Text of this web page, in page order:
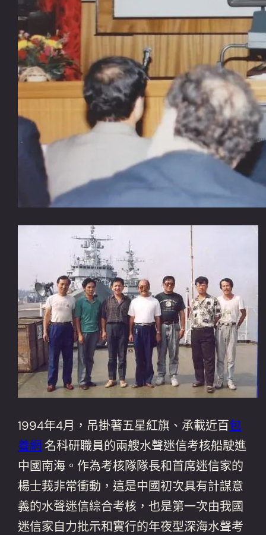
1994年4月，吊掛著五星紅旗、承載近百包
養網 名科研職員的兩艘水聲迷信考核船駛進
中國南海。作為考核隊隊長和首席迷信家的
楊士莪非常衝動，這是中國初次具有計謀意
義的水聲迷信綜合考核，也是第一次由我國
迷信家自力批示和實行的年夜型深海水聲考